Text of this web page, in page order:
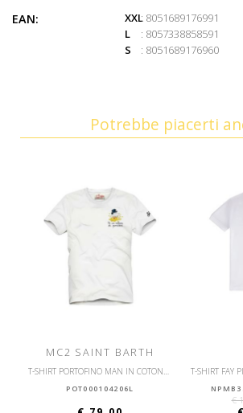
EAN: XXL: 8051689176991
L
: 8057338858591
S
: 8051689176960
Potrebbe piacerti
MC2 SAINT BARTH
T-SHIRT PORTOFINO MAN IN COTONE CON STAMPA FRONTALE
POT000104206L
T-SHIRT FAY
€